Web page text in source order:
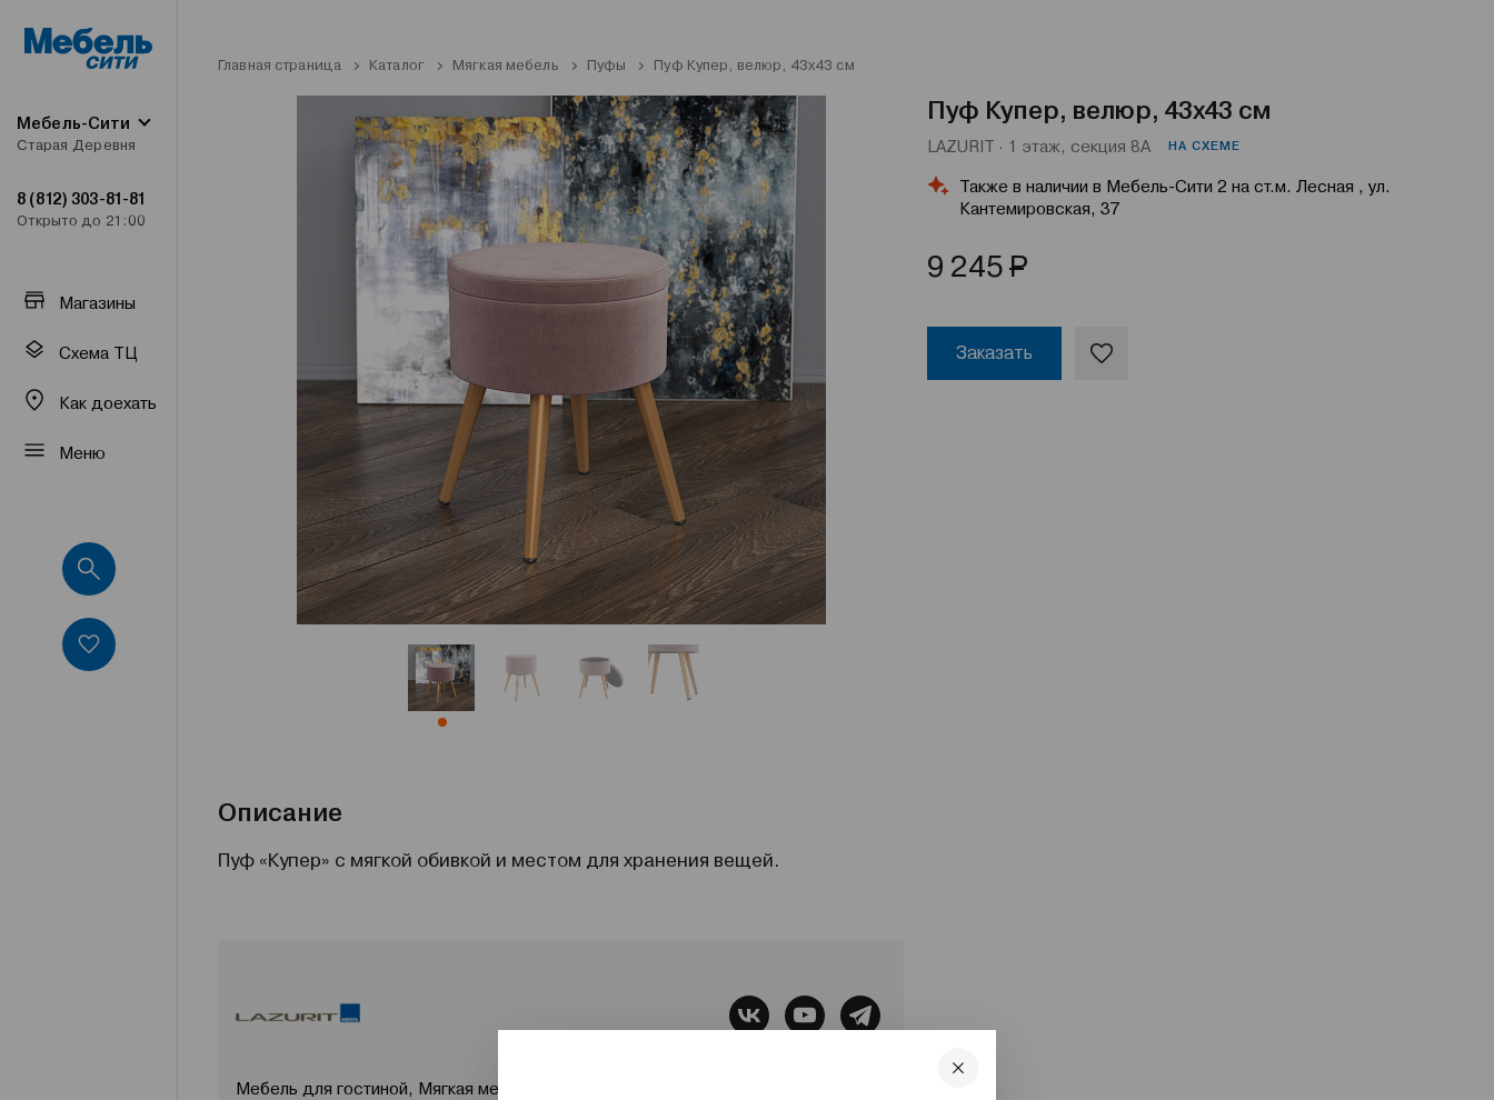
Мебель-Сити
Старая Деревня
8 (812) 303-81-81
Открыто до 21:00
Магазины
Схема ТЦ
Как доехать
Меню
Главная страница Каталог Мягкая мебель Пуфы Пуф Купер, велюр, 43х43 см
Пуф Купер, велюр, 43х43 см
LAZURIT · 1 этаж, секция 8А НА СХЕМЕ
Также в наличии в Мебель-Сити 2 на ст.м. Лесная , ул.
Кантемировская, 37
9 245Р
Заказать
Описание
Пуф «Купер» с мягкой обивкой и местом для хранения вещей.
Мебель для гостиной, Мягкая мебель, Все для сна, Системы хранения,